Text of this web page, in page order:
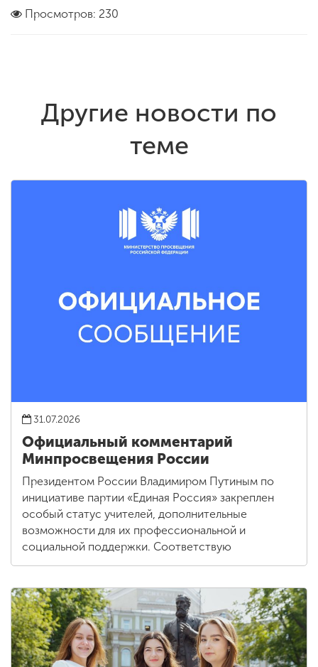
Просмотров: 230
Другие новости по
теме
31.07.2026
Официальный комментарий
Минпросвещения России
Президентом России Владимиром Путиным по
инициативе партии «Единая Россия» закреплен
особый статус учителей, дополнительные
возможности для их профессиональной и
социальной поддержки. Соответствую